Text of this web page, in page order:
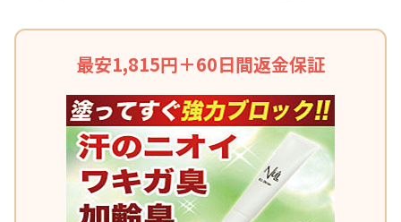
最安1,815円＋60日間返金保証